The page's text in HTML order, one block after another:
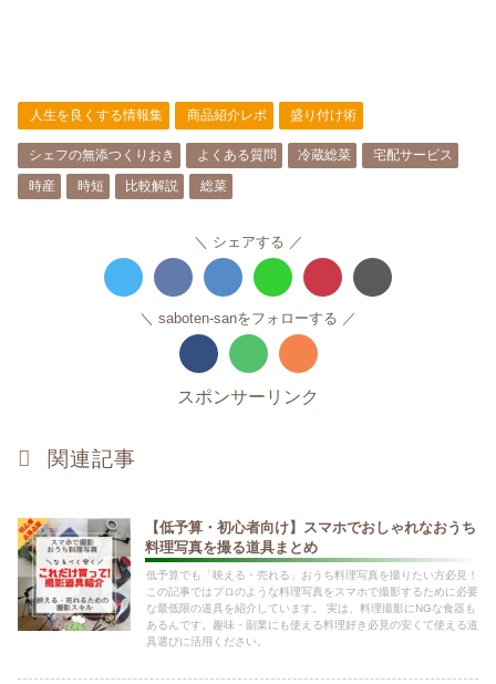
人生を良くする情報集 商品紹介レポ 盛り付け術
シェフの無添つくりおき よくある質問 冷蔵総菜
宅配サービス
時産
時短 比較解説 総菜
シェアする
saboten-sanをフォローする
スポンサーリンク
関連記事
【低予算・初心者向け】スマホでおしゃれなおうち
料理写真を撮る道具まとめ
低予算でも「映える・売れる」おうち料理写真を撮りたい方必見！
この記事ではプロのような料理写真をスマホで撮影するために必要
な最低限の道具を紹介しています。 実は、料理撮影にNGな食器も
あるんです。趣味・副業にも使える料理好き必見の安くて使える道
具選びに活用ください。